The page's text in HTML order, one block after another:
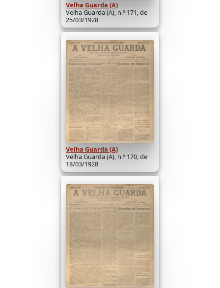
Velha Guarda (A)
Velha Guarda (A), n.º 171, de
25/03/1928
Velha Guarda (A)
Velha Guarda (A), n.º 170, de
18/03/1928